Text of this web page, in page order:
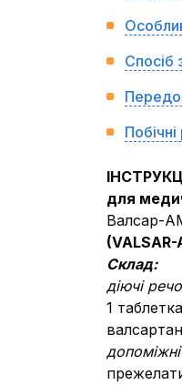
Спосіб
Побічні
для
Валсар-
(VALSAR-
Склад:
діючі
1